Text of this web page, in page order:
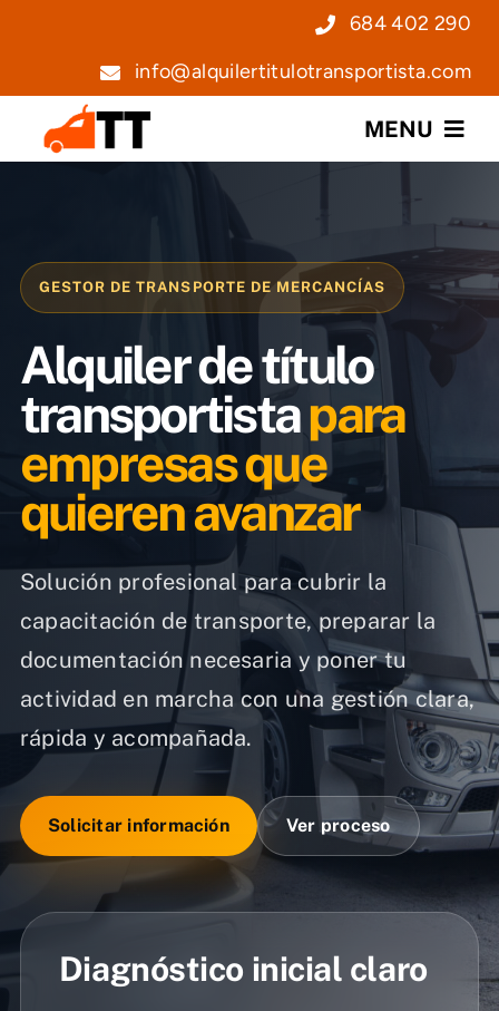
684 402 290
info@alquilertitulotransportista.com
MENU
Servicios
Noticias
Contacto
GESTOR DE TRANSPORTE DE MERCANCÍAS
Alquiler de título
transportistapara
empresas que
quieren avanzar
Solución profesional para cubrir la
capacitación de transporte, preparar la
documentación necesaria y poner tu
actividad en marcha con una gestión clara,
rápida y acompañada.
Solicitar información Ver proceso
Diagnóstico inicial claro